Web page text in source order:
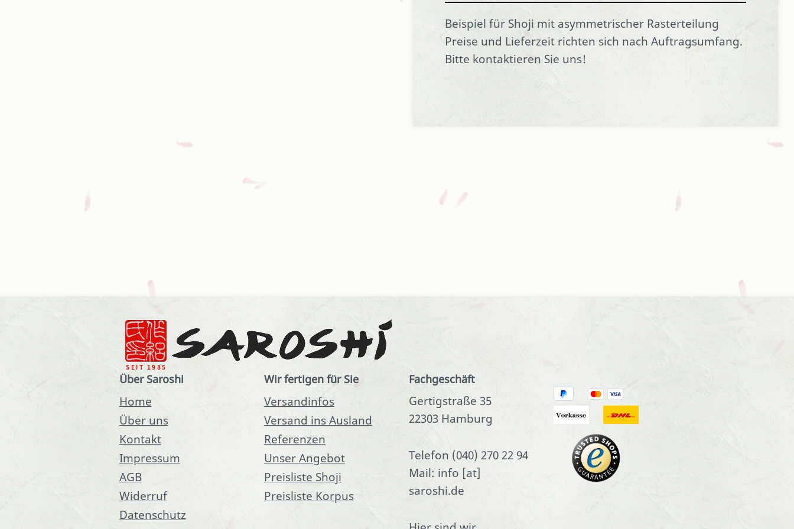
Beispiel für Shoji mit asymmetrischer Rasterteilung
Preise und Lieferzeit richten sich nach Auftragsumfang.
Bitte kontaktieren Sie uns!
Über Saroshi
Home
Über uns
Kontakt
Impressum
AGB
Widerruf
Datenschutz
Wir fertigen für Sie
Versandinfos
Versand ins Ausland
Referenzen
Unser Angebot
Preisliste Shoji
Preisliste Korpus
Fachgeschäft
Gertigstraße 35
22303 Hamburg
Telefon (040) 270 22 94
Mail: info [at]
saroshi.de